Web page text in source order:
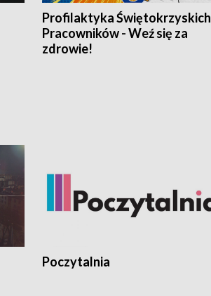
Profilaktyka Świętokrzyskich
Pracowników - Weź się za
zdrowie!
Poczytalnia